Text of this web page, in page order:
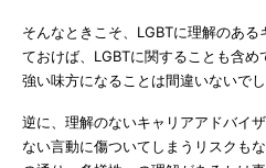
そんなときこそ、LGBTに理解のあ
ておけば、LGBTに関することも含
強い味方になることは間違いないでし
逆に、理解のないキャリアアドバイ
ない言動に傷ついてしまうリスクも